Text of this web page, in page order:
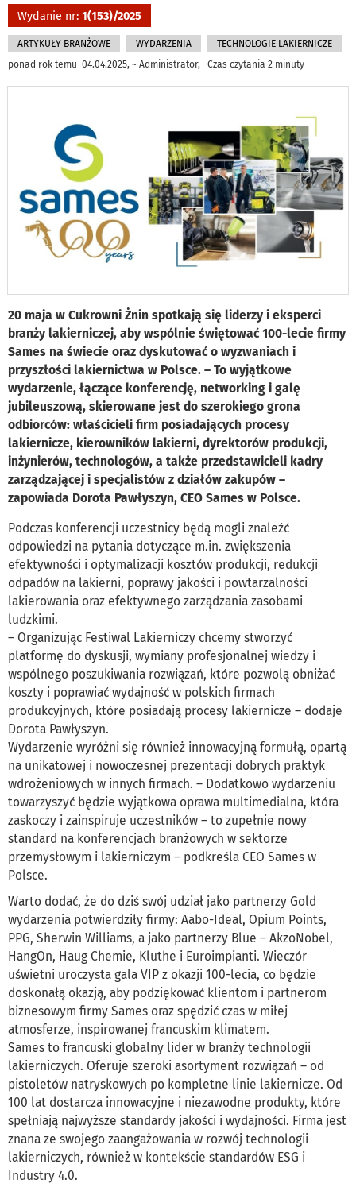
Wydanie nr: 1(153)/2025
ARTYKUŁY BRANŻOWE WYDARZENIA
TECHNOLOGIE LAKIERNICZE
ponad rok temu 04.04.2025, ~ Administrator, Czas czytania 2 minuty
20 maja w Cukrowni Żnin spotkają się liderzy i eksperci
branży lakierniczej, aby wspólnie świętować 100-lecie firmy
Sames na świecie oraz dyskutować o wyzwaniach i
przyszłości lakiernictwa w Polsce. – To wyjątkowe
wydarzenie, łączące konferencję, networking i galę
jubileuszową, skierowane jest do szerokiego grona
odbiorców: właścicieli firm posiadających procesy
lakiernicze, kierowników lakierni, dyrektorów produkcji,
inżynierów, technologów, a także przedstawicieli kadry
zarządzającej i specjalistów z działów zakupów –
zapowiada Dorota Pawłyszyn, CEO Sames w Polsce.
Podczas konferencji uczestnicy będą mogli znaleźć
odpowiedzi na pytania dotyczące m.in. zwiększenia
efektywności i optymalizacji kosztów produkcji, redukcji
odpadów na lakierni, poprawy jakości i powtarzalności
lakierowania oraz efektywnego zarządzania zasobami
ludzkimi.
– Organizując Festiwal Lakierniczy chcemy stworzyć
platformę do dyskusji, wymiany profesjonalnej wiedzy i
wspólnego poszukiwania rozwiązań, które pozwolą obniżać
koszty i poprawiać wydajność w polskich firmach
produkcyjnych, które posiadają procesy lakiernicze – dodaje
Dorota Pawłyszyn.
Wydarzenie wyróżni się również innowacyjną formułą, opartą
na unikatowej i nowoczesnej prezentacji dobrych praktyk
wdrożeniowych w innych firmach. – Dodatkowo wydarzeniu
towarzyszyć będzie wyjątkowa oprawa multimedialna, która
zaskoczy i zainspiruje uczestników – to zupełnie nowy
standard na konferencjach branżowych w sektorze
przemysłowym i lakierniczym – podkreśla CEO Sames w
Polsce.
Warto dodać, że do dziś swój udział jako partnerzy Gold
wydarzenia potwierdziły firmy: Aabo-Ideal, Opium Points,
PPG, Sherwin Williams, a jako partnerzy Blue – AkzoNobel,
HangOn, Haug Chemie, Kluthe i Euroimpianti. Wieczór
uświetni uroczysta gala VIP z okazji 100-lecia, co będzie
doskonałą okazją, aby podziękować klientom i partnerom
biznesowym firmy Sames oraz spędzić czas w miłej
atmosferze, inspirowanej francuskim klimatem.
Sames to francuski globalny lider w branży technologii
lakierniczych. Oferuje szeroki asortyment rozwiązań – od
pistoletów natryskowych po kompletne linie lakiernicze. Od
100 lat dostarcza innowacyjne i niezawodne produkty, które
spełniają najwyższe standardy jakości i wydajności. Firma jest
znana ze swojego zaangażowania w rozwój technologii
lakierniczych, również w kontekście standardów ESG i
Industry 4.0.